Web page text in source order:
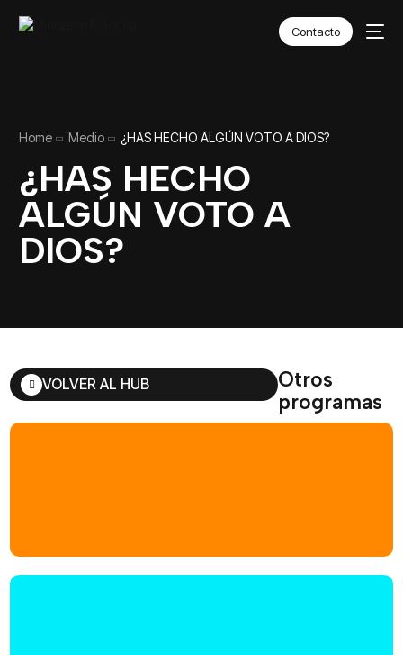
Contacto
Home Medio ¿HAS HECHO ALGÚN VOTO A DIOS?
¿HAS HECHO
ALGÚN VOTO A
DIOS?
Otros
programas
VOLVER AL HUB